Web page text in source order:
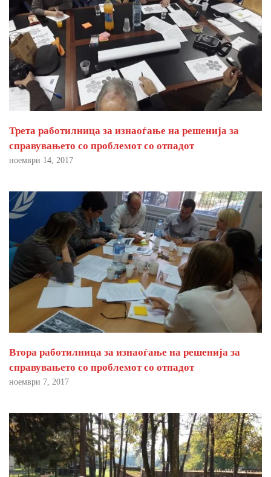
Трета работилница за изнаоѓање на решенија за
справувањето со проблемот со отпадот
ноември 14, 2017
Втора работилница за изнаоѓање на решенија за
справувањето со проблемот со отпадот
ноември 7, 2017